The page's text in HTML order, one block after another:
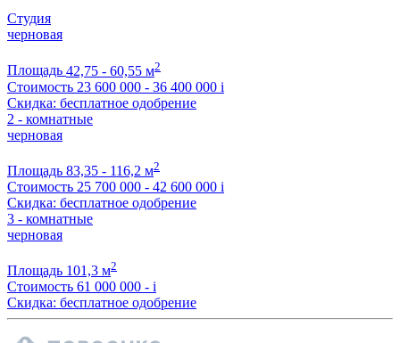
Студия
черновая
Площадь 42,75 - 60,55 м2
Стоимость 23 600 000 - 36 400 000 i
Скидка: бесплатное одобрение
2 - комнатные
черновая
Площадь 83,35 - 116,2 м2
Стоимость 25 700 000 - 42 600 000 i
Скидка: бесплатное одобрение
3 - комнатные
черновая
Площадь 101,3 м2
Стоимость 61 000 000 - i
Скидка: бесплатное одобрение